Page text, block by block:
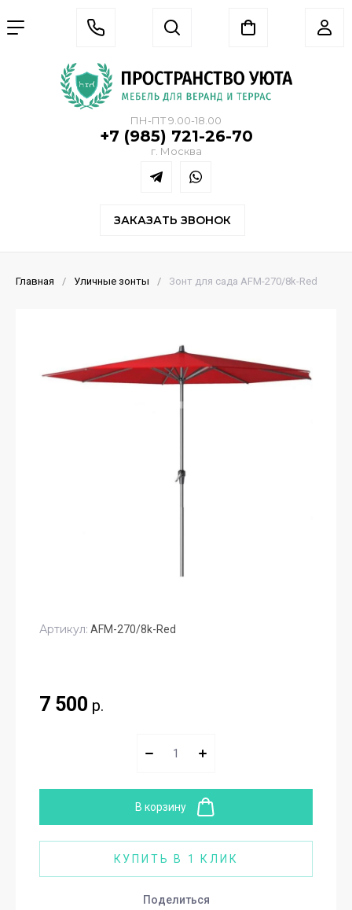
ПН-ПТ 9.00-18.00
+7 (985) 721-26-70
г. Москва
ЗАКАЗАТЬ ЗВОНОК
Главная / Уличные зонты / Зонт для сада AFM-270/8k-Red
Артикул: AFM-270/8k-Red
7 500 р.
В корзину
КУПИТЬ В 1 КЛИК
Поделиться